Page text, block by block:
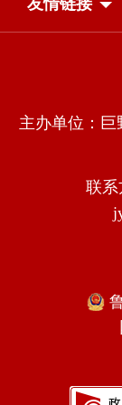
友情链接
主办单位：
联系